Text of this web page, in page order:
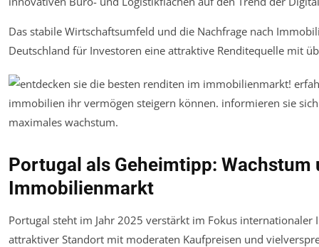
Das stabile Wirtschaftsumfeld und die Nachfrage nach
Deutschland für Investoren eine attraktive Renditequelle mit
Portugal als Geheimtipp:
Immobilienmarkt
Portugal steht im Jahr 2025 verstärkt im Fokus internationaler
attraktiver Standort mit moderaten Kaufpreisen und